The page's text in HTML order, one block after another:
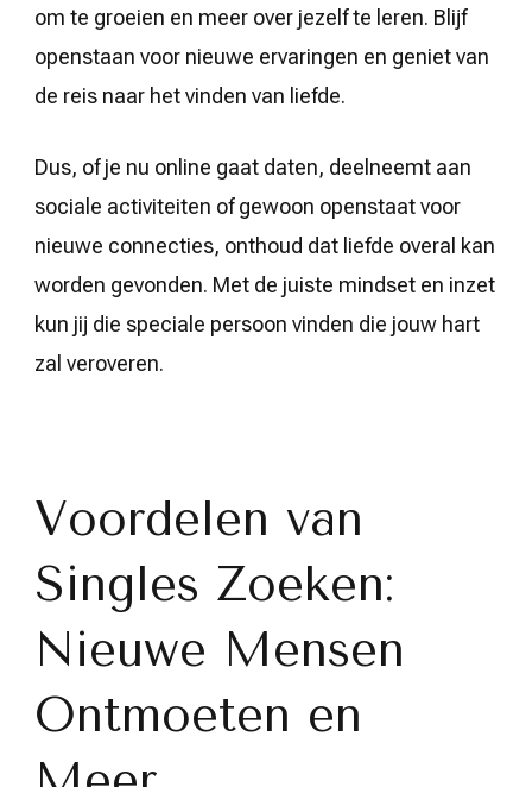
om te groeien en meer over jezelf te leren. Blijf
openstaan voor nieuwe ervaringen en geniet van
de reis naar het vinden van liefde.
Dus, of je nu online gaat daten, deelneemt aan
sociale activiteiten of gewoon openstaat voor
nieuwe connecties, onthoud dat liefde overal kan
worden gevonden. Met de juiste mindset en inzet
kun jij die speciale persoon vinden die jouw hart
zal veroveren.
Voordelen van
Singles Zoeken:
Nieuwe Mensen
Ontmoeten en